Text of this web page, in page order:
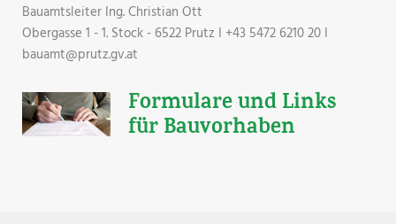
Bauamtsleiter Ing. Christian Ott
Obergasse 1 - 1. Stock - 6522 Prutz I +43 5472 6210 20 I
bauamt@prutz.gv.at
Formulare und Links
für Bauvorhaben